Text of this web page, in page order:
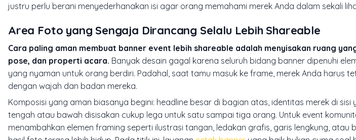
justru perlu berani menyederhanakan isi agar orang memahami merek Anda dalam sekali
Area Foto yang Sengaja Dirancang Selalu Lebih Shareable
Cara paling aman membuat banner event lebih shareable adalah menyisakan ruang
pose, dan properti acara. Banyak desain gagal karena seluruh bidang banner dipenuhi
yang nyaman untuk orang berdiri. Padahal, saat tamu masuk ke frame, merek Anda harus
dengan wajah dan badan mereka.
Komposisi yang aman biasanya begini: headline besar di bagian atas, identitas merek di
tengah atau bawah disisakan cukup lega untuk satu sampai tiga orang. Untuk event
menambahkan elemen framing seperti ilustrasi tangan, ledakan grafis, garis lengkung, atau